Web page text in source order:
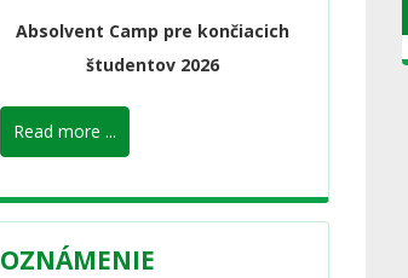
Absolvent Camp pre končiacich
študentov 2026
Read more ...
OZNÁMENIE